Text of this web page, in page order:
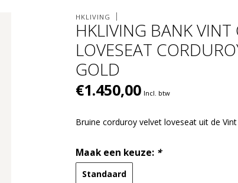
HKLIVING
HKLIVING BANK
LOVESEAT
GOLD
€1.450,00 Incl. btw
Bruine corduroy velvet loveseat uit de
Maak een keuze: *
Standaard